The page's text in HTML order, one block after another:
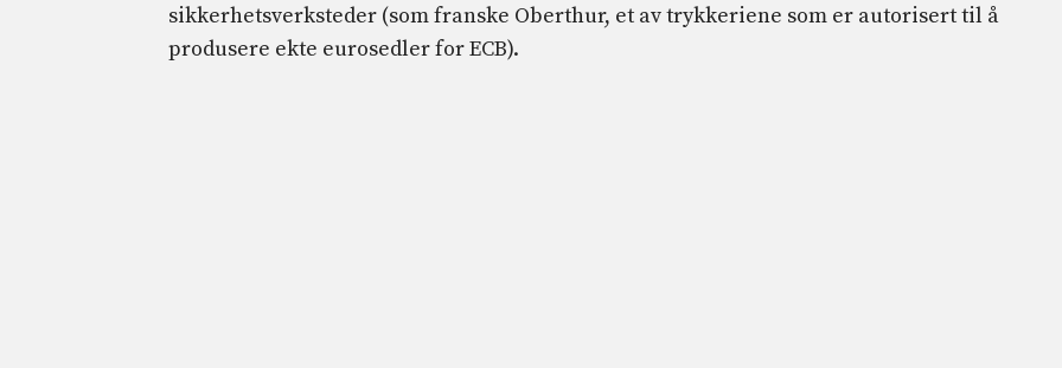
sikkerhetsverksteder (som franske Oberthur, et av trykkeriene som er autorisert til å
produsere ekte eurosedler for ECB).